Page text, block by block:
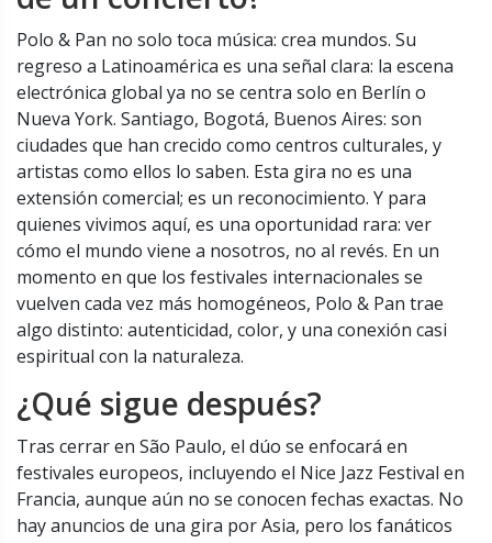
Polo & Pan no solo toca música: crea mundos. Su
regreso a Latinoamérica es una señal clara: la escena
electrónica global ya no se centra solo en Berlín o
Nueva York. Santiago, Bogotá, Buenos Aires: son
ciudades que han crecido como centros culturales, y
artistas como ellos lo saben. Esta gira no es una
extensión comercial; es un reconocimiento. Y para
quienes vivimos aquí, es una oportunidad rara: ver
cómo el mundo viene a nosotros, no al revés. En un
momento en que los festivales internacionales se
vuelven cada vez más homogéneos, Polo & Pan trae
algo distinto: autenticidad, color, y una conexión casi
espiritual con la naturaleza.
¿Qué sigue después?
Tras cerrar en São Paulo, el dúo se enfocará en
festivales europeos, incluyendo el Nice Jazz Festival en
Francia, aunque aún no se conocen fechas exactas. No
hay anuncios de una gira por Asia, pero los fanáticos